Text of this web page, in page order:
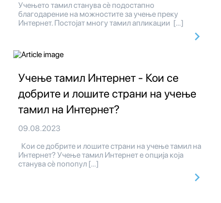
Учењето тамил станува сè подостапно
благодарение на можностите за учење преку
Интернет. Постојат многу тамил апликации […]
Учење тамил Интернет - Кои се
добрите и лошите страни на учење
тамил на Интернет?
09.08.2023
Кои се добрите и лошите страни на учење тамил на
Интернет? Учење тамил Интернет е опција која
станува сè попопул […]